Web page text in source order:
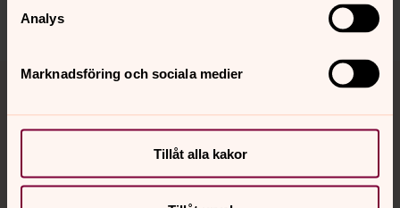
Analys
Marknadsföring och sociala medier
Tillåt alla kakor
Tillbaka till toppen
Tillbaka till innehållet